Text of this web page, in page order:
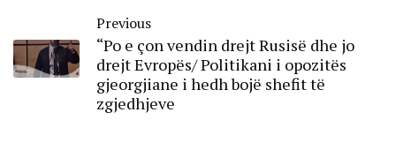
Previous
“Po e çon vendin drejt Rusisë dhe jo
drejt Evropës/ Politikani i opozitës
gjeorgjiane i hedh bojë shefit të
zgjedhjeve